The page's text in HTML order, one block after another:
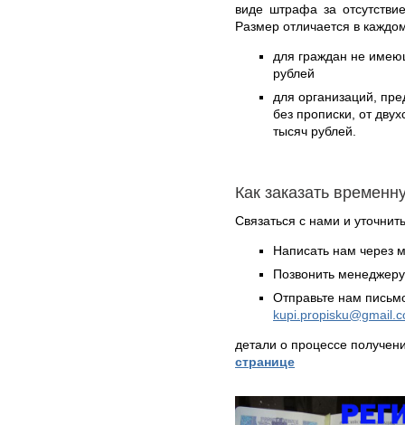
виде штрафа за
Размер отличается в
для граждан не
рублей
для организаций,
без прописки, от
тысяч рублей.
Как заказать
Связаться с нами и
Написать нам через
Позвонить
Отправьте нам
детали о процессе
странице